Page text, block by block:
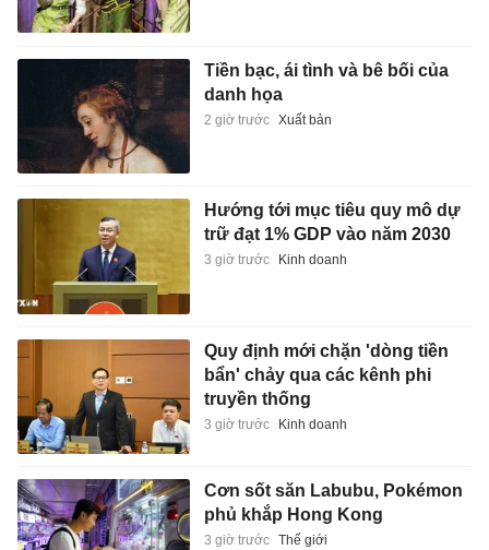
Tiền bạc, ái tình và bê bối của
danh họa
2 giờ trước Xuất bản
Hướng tới mục tiêu quy mô dự
trữ đạt 1% GDP vào năm 2030
3 giờ trước Kinh doanh
Quy định mới chặn 'dòng tiền
bẩn' chảy qua các kênh phi
truyền thống
3 giờ trước Kinh doanh
Cơn sốt săn Labubu, Pokémon
phủ khắp Hong Kong
3 giờ trước Thế giới